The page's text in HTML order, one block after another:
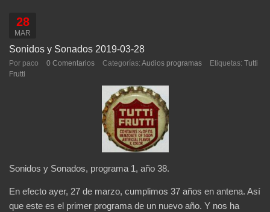
28
MAR
Sonidos y Sonados 2019-03-28
Por paco 0 Comentarios Categorías: Audios programas Etiquetas: Tutti
Frutti
Sonidos y Sonados, programa 1, año 38.
En efecto ayer, 27 de marzo, cumplimos 37 años en antena. Así
que este es el primer programa de un nuevo año. Y nos ha